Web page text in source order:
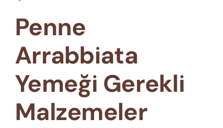
Penne
Arrabbiata
Yemeği Gerekli
Malzemeler